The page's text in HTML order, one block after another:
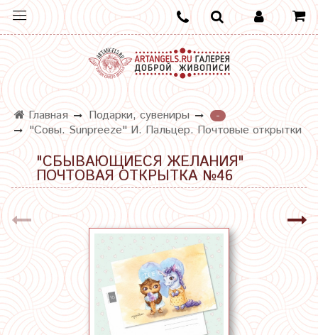
Главная Подарки, сувениры
-
"Совы. Sunpreeze" И. Пальцер. Почтовые открытки
"СБЫВАЮЩИЕСЯ ЖЕЛАНИЯ"
ПОЧТОВАЯ ОТКРЫТКА №46